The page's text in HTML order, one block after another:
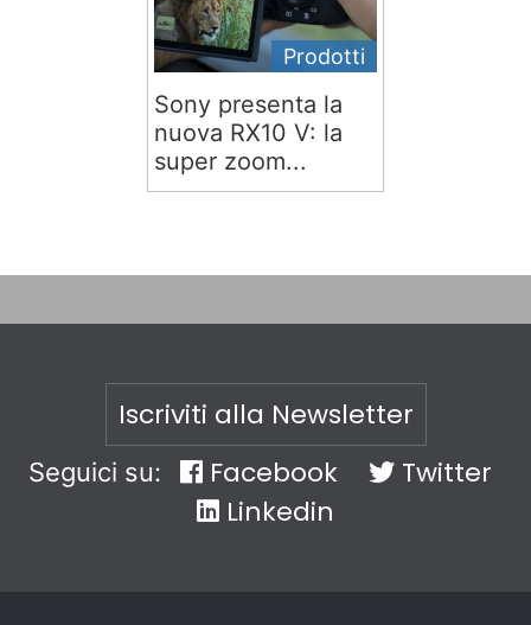
Prodotti
Sony presenta la
nuova RX10 V: la
super zoom...
Iscriviti alla Newsletter
Seguici su: Facebook
Twitter
Linkedin